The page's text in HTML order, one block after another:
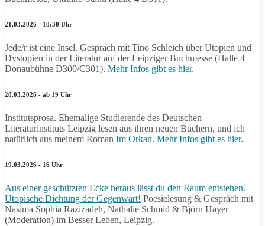
21.03.2026 - 10:30 Uhr
Jede/r ist eine Insel. Gespräch mit Tino Schleich über Utopien und
Dystopien in der Literatur auf der Leipziger Buchmesse (Halle 4
Donaubühne D300/C301). Mehr Infos gibt es hier.
20.03.2026 - ab 19 Uhr
Institutsprosa. Ehemalige Studierende des Deutschen
Literaturinstituts Leipzig lesen aus ihren neuen Büchern, und ich
natürlich aus meinem Roman Im Orkan. Mehr Infos gibt es hier.
19.03.2026 - 16 Uhr
Aus einer geschützten Ecke heraus lässt du den Raum entstehen.
Utopische Dichtung der Gegenwart! Poesielesung & Gespräch mit
Nasima Sophia Razizadeh, Nathalie Schmid & Björn Hayer
(Moderation) im Besser Leben, Leipzig.